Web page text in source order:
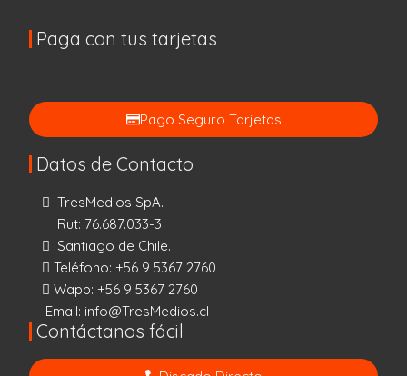
Paga con tus tarjetas
Pago Seguro Tarjetas
Datos de Contacto
TresMedios SpA.
Rut: 76.687.033-3
Santiago de Chile.
Teléfono:+56 9 5367 2760
Wapp:+56 9 5367 2760
Email: info@TresMedios.cl
Contáctanos fácil